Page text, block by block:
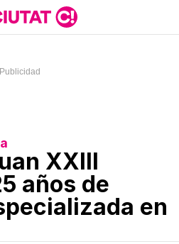
XXIII
años de
en